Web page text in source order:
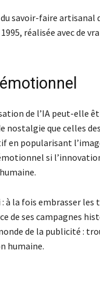
savoir-faire artisanal
réalisée avec de
de l’IA peut-elle
nostalgie que celles des
en popularisant
si
: à la fois embrasser
de ses campagnes
de la publicité :
humaine.